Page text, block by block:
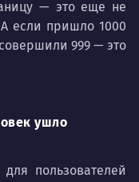
— это еще не
если пришло 1000
999 — это
ушло
пользователей